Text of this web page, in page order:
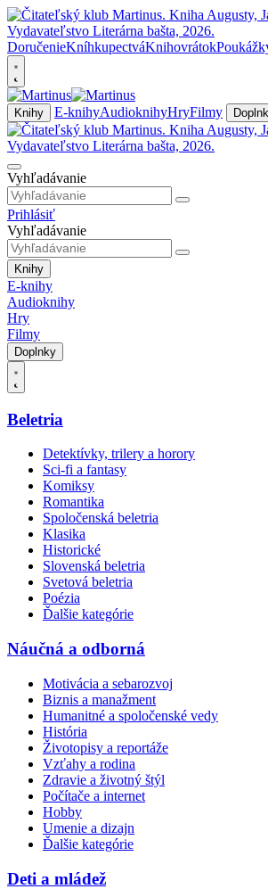
DoručenieKníhkupectváKnihovrátok
Knihy E-knihyAudioknihyHryFilmy
Vyhľadávanie
Prihlásiť
Vyhľadávanie
Knihy
E-knihy
Audioknihy
Hry
Filmy
Doplnky
Beletria
Detektívky, trilery a horory
Sci-fi a fantasy
Komiksy
Romantika
Spoločenská beletria
Klasika
Historické
Slovenská beletria
Svetová beletria
Poézia
Ďalšie kategórie
Náučná a odborná
Motivácia a sebarozvoj
Biznis a manažment
Humanitné a spoločenské vedy
História
Životopisy a reportáže
Vzťahy a rodina
Zdravie a životný štýl
Počítače a internet
Hobby
Umenie a dizajn
Ďalšie kategórie
Deti a mládež